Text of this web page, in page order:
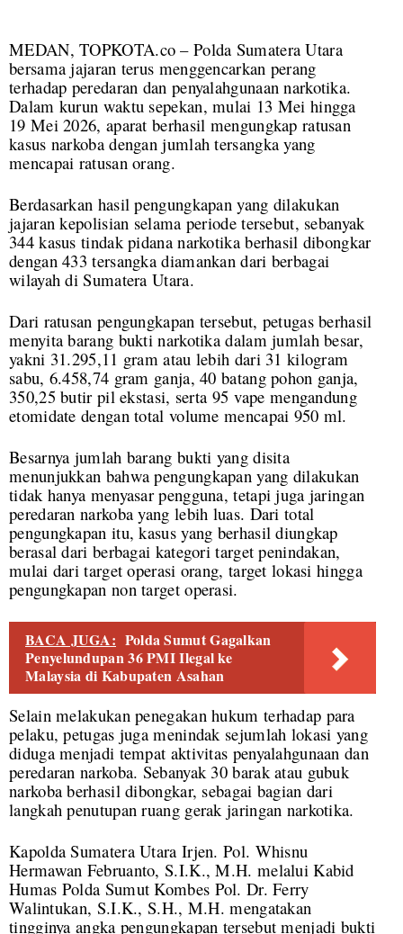
MEDAN, TOPKOTA.co – Polda Sumatera Utara
bersama jajaran terus menggencarkan perang
terhadap peredaran dan penyalahgunaan narkotika.
Dalam kurun waktu sepekan, mulai 13 Mei hingga
19 Mei 2026, aparat berhasil mengungkap ratusan
kasus narkoba dengan jumlah tersangka yang
mencapai ratusan orang.
Berdasarkan hasil pengungkapan yang dilakukan
jajaran kepolisian selama periode tersebut, sebanyak
344 kasus tindak pidana narkotika berhasil dibongkar
dengan 433 tersangka diamankan dari berbagai
wilayah di Sumatera Utara.
Dari ratusan pengungkapan tersebut, petugas berhasil
menyita barang bukti narkotika dalam jumlah besar,
yakni 31.295,11 gram atau lebih dari 31 kilogram
sabu, 6.458,74 gram ganja, 40 batang pohon ganja,
350,25 butir pil ekstasi, serta 95 vape mengandung
etomidate dengan total volume mencapai 950 ml.
Besarnya jumlah barang bukti yang disita
menunjukkan bahwa pengungkapan yang dilakukan
tidak hanya menyasar pengguna, tetapi juga jaringan
peredaran narkoba yang lebih luas. Dari total
pengungkapan itu, kasus yang berhasil diungkap
berasal dari berbagai kategori target penindakan,
mulai dari target operasi orang, target lokasi hingga
pengungkapan non target operasi.
BACA JUGA: Polda Sumut Gagalkan
Penyelundupan 36 PMI Ilegal ke
Malaysia di Kabupaten Asahan
Selain melakukan penegakan hukum terhadap para
pelaku, petugas juga menindak sejumlah lokasi yang
diduga menjadi tempat aktivitas penyalahgunaan dan
peredaran narkoba. Sebanyak 30 barak atau gubuk
narkoba berhasil dibongkar, sebagai bagian dari
langkah penutupan ruang gerak jaringan narkotika.
Kapolda Sumatera Utara Irjen. Pol. Whisnu
Hermawan Februanto, S.I.K., M.H. melalui Kabid
Humas Polda Sumut Kombes Pol. Dr. Ferry
Walintukan, S.I.K., S.H., M.H. mengatakan
tingginya angka pengungkapan tersebut menjadi bukti